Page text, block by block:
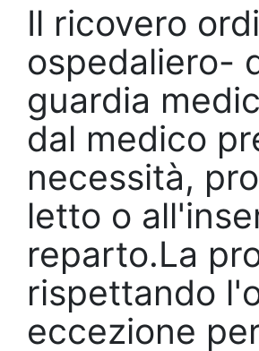
Il ricovero
ospedaliero-
guardia
dal medico
necessità,
letto o
reparto.La
rispettando
eccezione